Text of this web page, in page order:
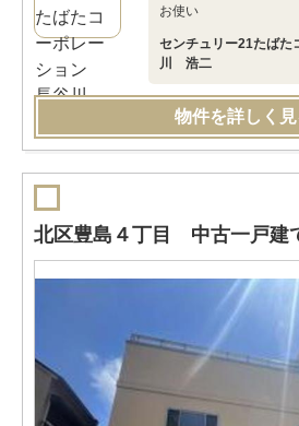
お使い
センチュリー21たば
川 浩二
物件を詳しく見
北区豊島４丁目 中古一戸建